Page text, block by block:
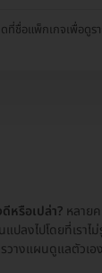
ที่ชื่อแพ็กเกจเพื่อดูร
หรือเปล่า? หลาย
ปลงไปโดยที่เราไ
วางแผนดูแลตัวเ